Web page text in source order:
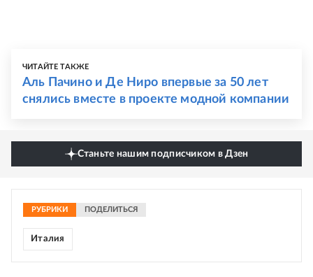
ЧИТАЙТЕ ТАКЖЕ
Аль Пачино и Де Ниро впервые за 50 лет
снялись вместе в проекте модной компании
Станьте нашим подписчиком в Дзен
РУБРИКИ ПОДЕЛИТЬСЯ
Италия